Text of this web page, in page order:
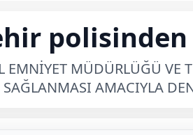
EMNİYET MÜDÜRLÜĞÜ VE
AMACIYLA